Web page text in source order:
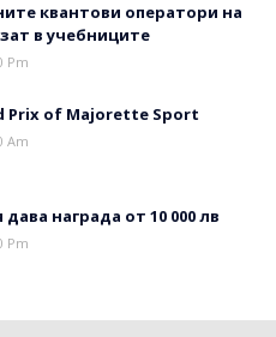
квантови оператори на
в учебниците
Pm
Prix of Majorette Sport
Am
награда от 10 000 лв
Pm